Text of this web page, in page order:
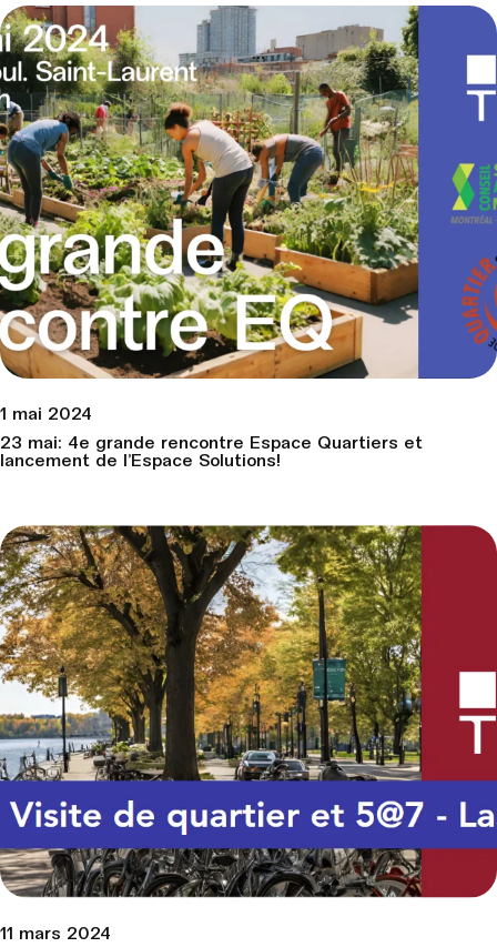
1 mai 2024
23 mai: 4e grande rencontre Espace Quartiers et
lancement de l’Espace Solutions!
11 mars 2024
…